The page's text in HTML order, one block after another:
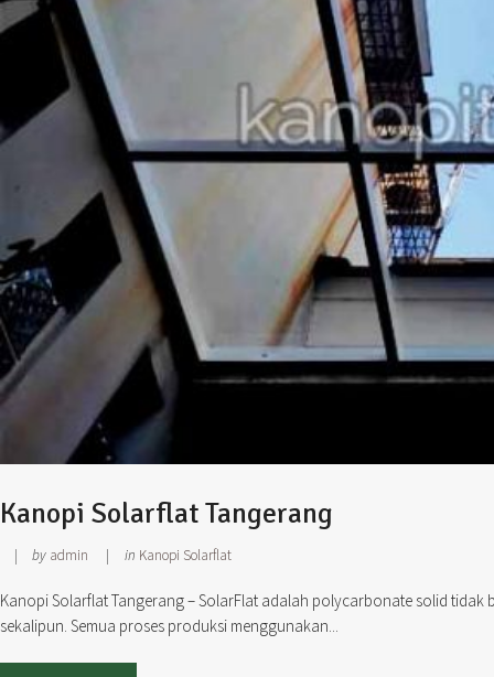
Kanopi Solarflat Tangerang
by admin in Kanopi Solarflat
Kanopi Solarflat Tangerang – SolarFlat adalah polycarbonate solid
sekalipun. Semua proses produksi menggunakan...